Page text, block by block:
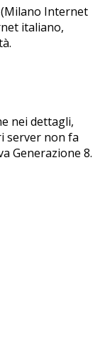
Internet
italiano,
nei dettagli,
server non fa
Generazione 8.